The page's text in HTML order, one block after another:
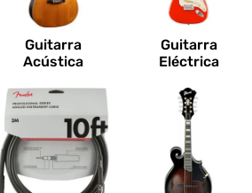
Guitarra
Acústica
Guitarra
Eléctrica